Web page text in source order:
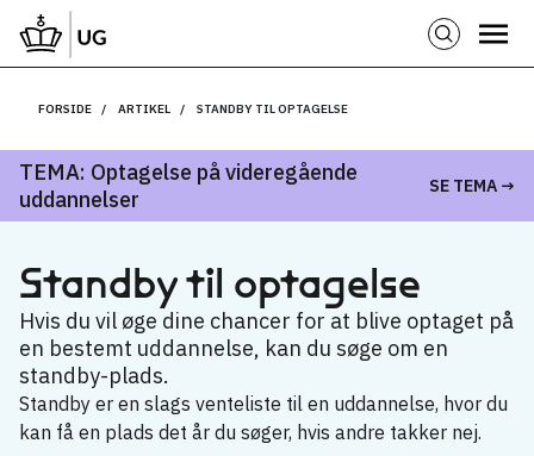
FORSIDE ARTIKEL STANDBY TIL OPTAGELSE
TEMA: Optagelse på videregående
uddannelser
SE TEMA →
Standby til optagelse
Hvis du vil øge dine chancer for at blive optaget på
en bestemt uddannelse, kan du søge om en
standby-plads.
Standby er en slags venteliste til en uddannelse, hvor du
kan få en plads det år du søger, hvis andre takker nej.